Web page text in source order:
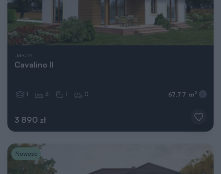
LMB77A
Cavalino II
3 890 zł
1 3 1 0 67,77 m 2
Nowość